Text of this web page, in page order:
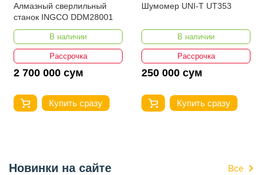
Алмазный сверлильный
станок INGCO DDM28001
В наличии
Рассрочка
2 700 000 сум
Купить сразу
Шумомер UNI-T UT353
В наличии
Рассрочка
250 000 сум
Купить сразу
Новинки на сайте Все